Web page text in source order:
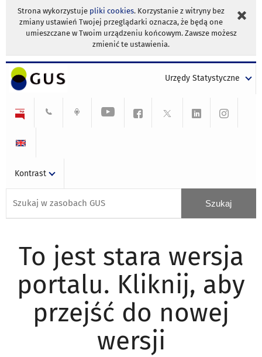
Strona wykorzystuje pliki cookies. Korzystanie z witryny bez
zmiany ustawień Twojej przeglądarki oznacza, że będą one
umieszczane w Twoim urządzeniu końcowym. Zawsze możesz
zmienić te ustawienia.
Urzędy Statystyczne
Kontrast
To jest stara wersja
portalu. Kliknij, aby
przejść do nowej
wersji